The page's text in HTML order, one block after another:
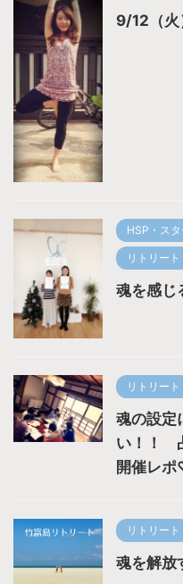
9/12（
HSP・スタ
リトリート
魂を感
リトリート
魂の設定
い！！
開催レ
リトリート
魂を解